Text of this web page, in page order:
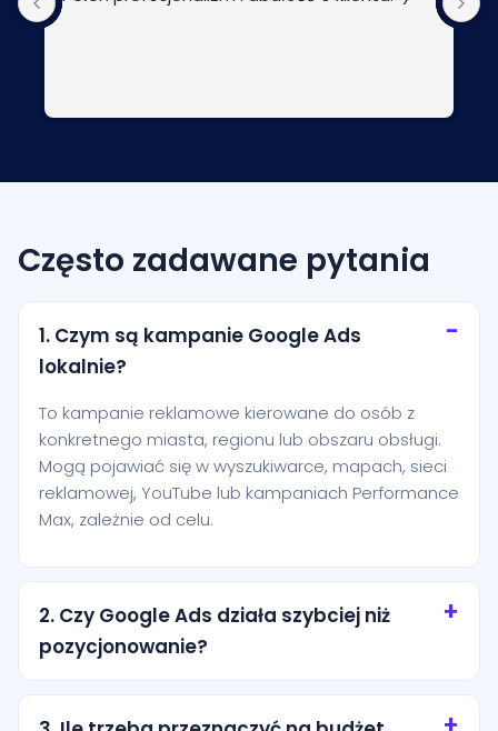
Często zadawane pytania
1. Czym są kampanie Google Ads
lokalnie?
To kampanie reklamowe kierowane do osób z
konkretnego miasta, regionu lub obszaru obsługi.
Mogą pojawiać się w wyszukiwarce, mapach, sieci
reklamowej, YouTube lub kampaniach Performance
Max, zależnie od celu.
2. Czy Google Ads działa szybciej niż
pozycjonowanie?
Tak, reklamy mogą zacząć generować ruch niemal
od razu po uruchomieniu. Pozycjonowanie zwykle